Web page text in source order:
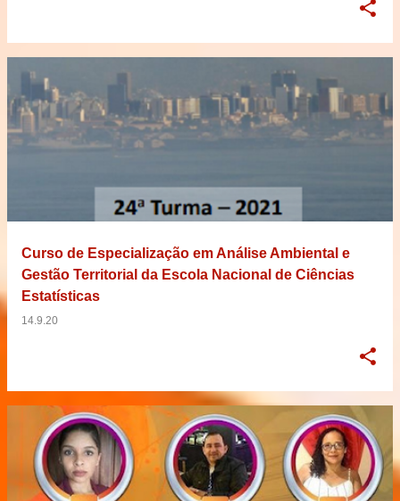
Curso de Especialização em Análise Ambiental e
Gestão Territorial da Escola Nacional de Ciências
Estatísticas
14.9.20